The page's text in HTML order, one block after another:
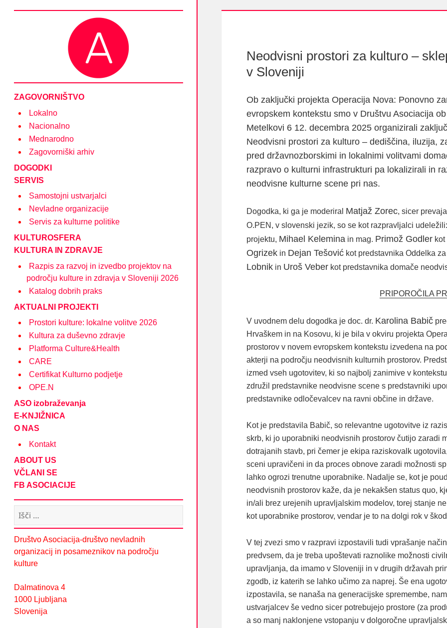
Društvo Asociacija – društvo nevladnih organizacij
in posameznikov na področju kulture
ZAGOVORNIŠTVO
Lokalno
Nacionalno
Mednarodno
Zagovorniški arhiv
DOGODKI
SERVIS
Samostojni ustvarjalci
Nevladne organizacije
Servis za kulturne politike
KULTUROSFERA
KULTURA IN ZDRAVJE
Razpis za razvoj in izvedbo projektov na
področju kulture in zdravja v Sloveniji 2026
Katalog dobrih praks
AKTUALNI PROJEKTI
Prostori kulture: lokalne volitve 2026
Kultura za duševno zdravje
Platforma Culture&Health
CARE
Certifikat Kulturno podjetje
OPE.N
ASO izobraževanja
E-KNJIŽNICA
O NAS
Kontakt
ABOUT US
VČLANI SE
FB ASOCIACIJE
Išči:
Društvo Asociacija-društvo nevladnih
organizacij in posameznikov na področju
kulture
Dalmatinova 4
1000 Ljubljana
Slovenija
Neodvisni prostori za kulturo –
v Sloveniji
Ob zaključki projekta Operacija Nova: Ponovno
evropskem kontekstu smo v Društvu Asociacija
Metelkovi 6 12. decembra 2025 organizirali
Neodvisni prostori za kulturo – dediščina, iluzija,
pred državnozborskimi in lokalnimi volitvami
razpravo o kulturni infrastrukturi pa lokalizirali in
neodvisne kulturne scene pri nas.
Dogodka, ki ga je moderiral Matjaž Zorec, sicer
O.PEN, v slovenski jezik, so se kot razpravljalci
projektu, Mihael Kelemina in mag. Primož Godlerkot
Ogrizekin Dejan Tešovićkot predstavnika Oddelka
Lobnikin Uroš Veberkot predstavnika domače
PRIPOROČILA
V uvodnem delu dogodka je doc. dr. Karolina Babič
Hrvaškem in na Kosovu, ki je bila v okviru projekta
prostorov v novem evropskem kontekstu izvedena na
akterji na področju neodvisnih kulturnih prostorov.
izmed vseh ugotovitev, ki so najbolj zanimive v
združil predstavnike neodvisne scene s predstavniki
predstavnike odločevalcev na ravni občine in države.
Kot je predstavila Babič, so relevantne ugotovitve iz
skrb, ki jo uporabniki neodvisnih prostorov čutijo zaradi
dotrajanih stavb, pri čemer je ekipa raziskovalk
sceni upravičeni in da proces obnove zaradi možnosti
lahko ogrozi trenutne uporabnike. Nadalje se, kot je
neodvisnih prostorov kaže, da je nekakšen status quo,
in/ali brez urejenih upravljalskim modelov, torej stanje
kot uporabnike prostorov, vendar je to na dolgi rok v
V tej zvezi smo v razpravi izpostavili tudi vprašanje
predvsem, da je treba upoštevati raznolike možnosti
upravljanja, da imamo v Sloveniji in v drugih državah
zgodb, iz katerih se lahko učimo za naprej. Še ena
izpostavila, se nanaša na generacijske spremembe,
ustvarjalcev še vedno sicer potrebujejo prostore (za
a so manj naklonjene vstopanju v dolgoročne